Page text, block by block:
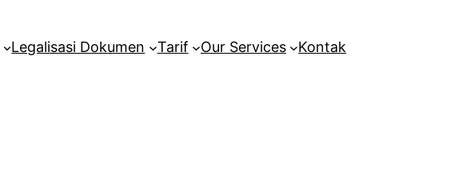
Legalisasi Dokumen Tarif Our Services Kontak